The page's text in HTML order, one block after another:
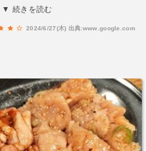
で氷を使って随時落ち着かせ
んが、単品で頼んでじっくり
いなと思いました。2023.08.2
▼ 続きを読む
2024/6/27(木) 出典:www.google.com